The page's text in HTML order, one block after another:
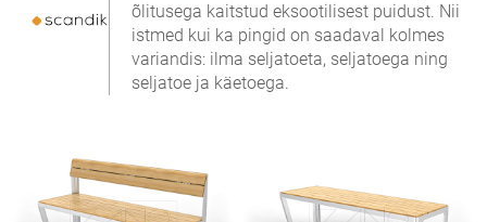
õlitusega kaitstud eksootilisest puidust. Nii
istmed kui ka pingid on saadaval kolmes
variandis: ilma seljatoeta, seljatoega ning
seljatoe ja käetoega.